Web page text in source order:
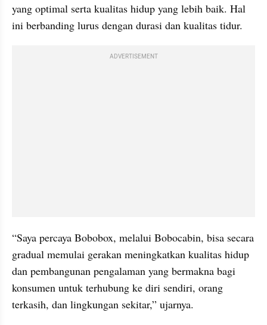
yang optimal serta kualitas hidup yang lebih baik. Hal
ini berbanding lurus dengan durasi dan kualitas tidur.
ADVERTISEMENT
“Saya percaya Bobobox, melalui Bobocabin, bisa secara
gradual memulai gerakan meningkatkan kualitas hidup
dan pembangunan pengalaman yang bermakna bagi
konsumen untuk terhubung ke diri sendiri, orang
terkasih, dan lingkungan sekitar,” ujarnya.